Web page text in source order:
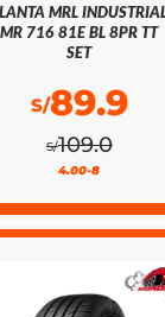
MRL
MR 716 81E BL 8PR TT
SET
S/109.0
S/89.9
4.00-8